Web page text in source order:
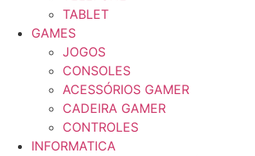
TABLET
GAMES
JOGOS
CONSOLES
ACESSÓRIOS GAMER
CADEIRA GAMER
CONTROLES
INFORMATICA